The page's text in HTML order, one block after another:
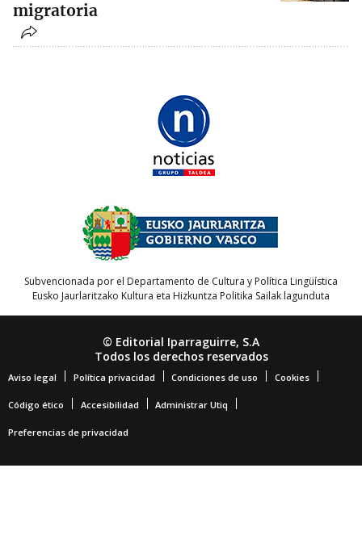
migratoria
Subvencionada por el Departamento de Cultura y Política Lingüística
Eusko Jaurlaritzako Kultura eta Hizkuntza Politika Sailak lagunduta
© Editorial Iparraguirre, S.A
Todos los derechos reservados
Aviso legal Política privacidad Condiciones de uso Cookies
Código ético Accesibilidad Administrar Utiq
Preferencias de privacidad